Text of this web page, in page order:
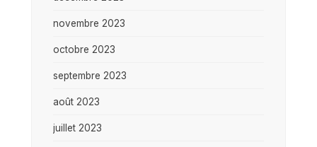
novembre 2023
octobre 2023
septembre 2023
août 2023
juillet 2023